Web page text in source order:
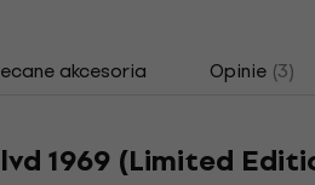
akcesoria Opinie (3)
1969 (Limited